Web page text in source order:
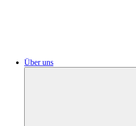
Über uns